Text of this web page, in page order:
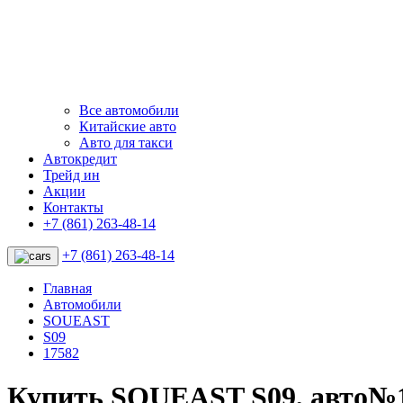
Все автомобили
Китайские авто
Авто для такси
Автокредит
Трейд ин
Акции
Контакты
+7 (861) 263-48-14
+7 (861) 263-48-14
Главная
Автомобили
SOUEAST
S09
17582